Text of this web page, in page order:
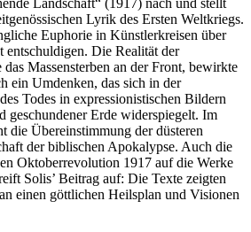
Landschaft“ (1917) nach und stellt
Lyrik des Ersten Weltkriegs.
Euphorie in Künstlerkreisen über
entschuldigen. Die Realität der
das Massensterben an der Front, bewirkte
ein Umdenken, das sich in der
Todes in expressionistischen Bildern
geschundener Erde widerspiegelt. Im
die Übereinstimmung der düsteren
der biblischen Apokalypse. Auch die
Oktoberrevolution 1917 auf die Werke
Solis’ Beitrag auf: Die Texte zeigten
einen göttlichen Heilsplan und Visionen